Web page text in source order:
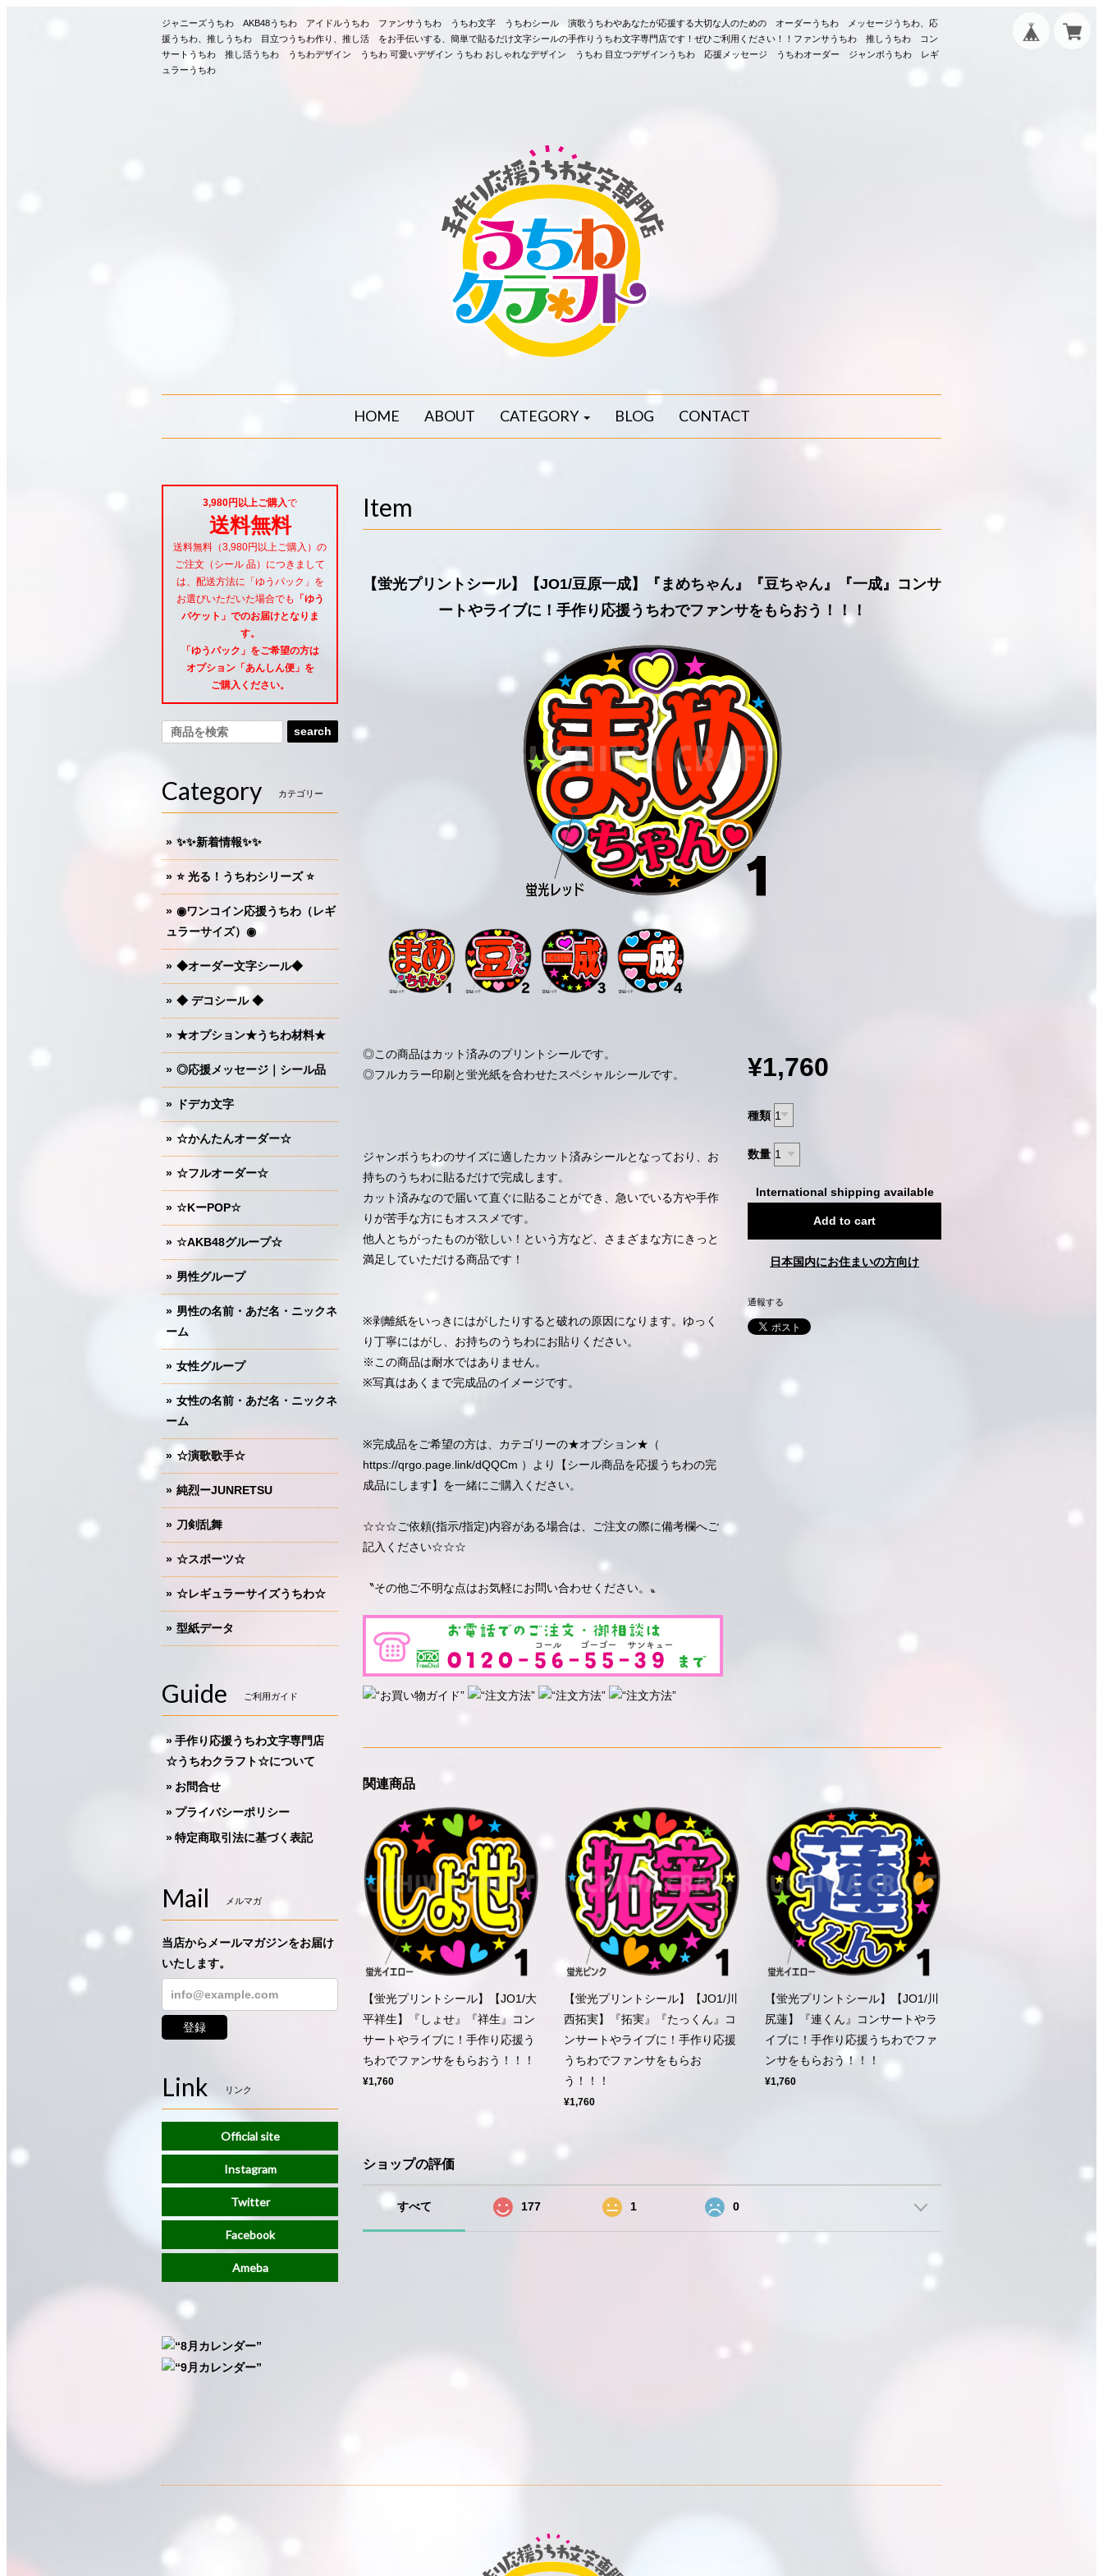
ジャニーズうちわ AKB48うちわ アイドルうちわ ファンサうちわ うちわ文字 うちわシール 演歌うちわやあなたが応援する大切な人のための オーダーうちわ メッセージうちわ、応
援うちわ、推しうちわ 目立つうちわ作り、推し活 をお手伝いする、簡単で貼るだけ文字シールの手作りうちわ文字専門店です！ぜひご利用ください！！ファンサうちわ 推しうちわ コン
サートうちわ 推し活うちわ うちわデザイン うちわ 可愛いデザイン うちわ おしゃれなデザイン うちわ 目立つデザインうちわ 応援メッセージ うちわオーダー ジャンボうちわ レギ
ュラーうちわ
HOME ABOUT CATEGORY BLOG CONTACT
Item
【蛍光プリントシール】【JO1/豆原一成】『まめちゃん』『豆ちゃん』『一成』コンサ
ートやライブに！手作り応援うちわでファンサをもらおう！！！
◎この商品はカット済みのプリントシールです。
◎フルカラー印刷と蛍光紙を合わせたスペシャルシールです。
ジャンボうちわのサイズに適したカット済みシールとなっており、お
持ちのうちわに貼るだけで完成します。
カット済みなので届いて直ぐに貼ることができ、急いでいる方や手作
りが苦手な方にもオススメです。
他人とちがったものが欲しい！という方など、さまざまな方にきっと
満足していただける商品です！
※剥離紙をいっきにはがしたりすると破れの原因になります。ゆっく
り丁寧にはがし、お持ちのうちわにお貼りください。
※この商品は耐水ではありません。
※写真はあくまで完成品のイメージです。
※完成品をご希望の方は、カテゴリーの★オプション★（
https://qrgo.page.link/dQQCm ）より【シール商品を応援うちわの完
成品にします】を一緒にご購入ください。
☆☆☆ご依頼(指示/指定)内容がある場合は、ご注文の際に備考欄へご
記入ください☆☆☆
〝その他ご不明な点はお気軽にお問い合わせください。〟
¥1,760
種類
数量
International shipping available
Add to cart
日本国内にお住まいの方向け
通報する
関連商品
【蛍光プリントシール】【JO1/大
平祥生】『しょせ』『祥生』コン
サートやライブに！手作り応援う
ちわでファンサをもらおう！！！
¥1,760
【蛍光プリントシール】【JO1/川
西拓実】『拓実』『たっくん』コ
ンサートやライブに！手作り応援
うちわでファンサをもらお
う！！！
¥1,760
【蛍光プリントシール】【JO1/川
尻蓮】『連くん』コンサートやラ
イブに！手作り応援うちわでファ
ンサをもらおう！！！
¥1,760
ショップの評価
すべて 177 1 0
3,980円以上ご購入で
送料無料
送料無料（3,980円以上ご購入）の
ご注文（シール 品）につきまして
は、配送方法に「ゆうパック」を
お選びいただいた場合でも
「ゆう
パケット」でのお届けとなりま
す。
「ゆうパック」をご希望の方は
オプション「あんしん便」 を
ご購入ください。
search
Category カテゴリー
✨✨新着情報✨✨
⭐️ 光る！うちわシリーズ ⭐️
◉ワンコイン応援うちわ（レギ
ュラーサイズ）◉
◆オーダー文字シール◆
◆ デコシール ◆
★オプション★うちわ材料★
◎応援メッセージ｜シール品
ドデカ文字
☆かんたんオーダー☆
☆フルオーダー☆
☆KーPOP☆
☆AKB48グループ☆
男性グループ
男性の名前・あだ名・ニックネ
ーム
女性グループ
女性の名前・あだ名・ニックネ
ーム
☆演歌歌手☆
純烈ーJUNRETSU
刀剣乱舞
☆スポーツ☆
☆レギュラーサイズうちわ☆
型紙データ
Guide ご利用ガイド
手作り応援うちわ文字専門店
☆うちわクラフト☆について
お問合せ
プライバシーポリシー
特定商取引法に基づく表記
Mail メルマガ
当店からメールマガジンをお届け
いたします。
登録
Link リンク
Official site
Instagram
Twitter
Facebook
Ameba